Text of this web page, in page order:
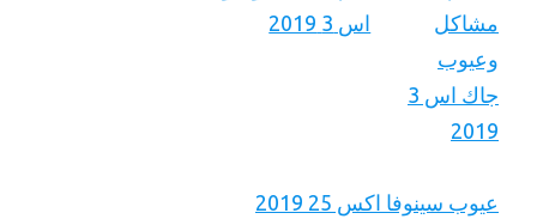
اس 3 2019
عيوب سينوفا اكس 25 2019